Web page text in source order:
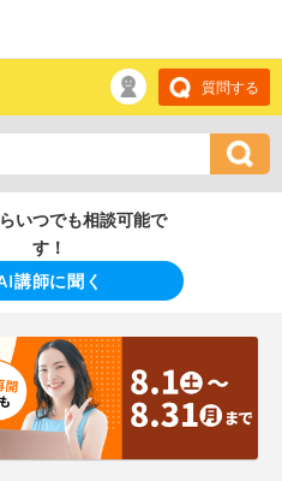
質問する
いつでも相談可能で
す！
講師に聞く